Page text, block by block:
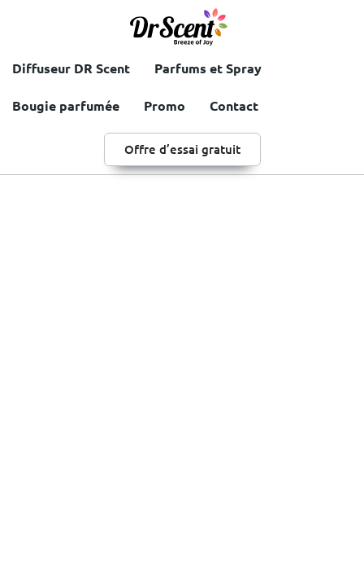
Diffuseur DR Scent Parfums et Spray
Bougie parfumée Promo Contact
Offre d’essai gratuit